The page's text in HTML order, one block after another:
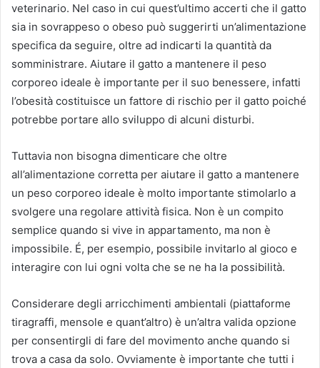
veterinario. Nel caso in cui quest’ultimo accerti che il gatto
sia in sovrappeso o obeso può suggerirti un’alimentazione
specifica da seguire, oltre ad indicarti la quantità da
somministrare. Aiutare il gatto a mantenere il peso
corporeo ideale è importante per il suo benessere, infatti
l’obesità costituisce un fattore di rischio per il gatto poiché
potrebbe portare allo sviluppo di alcuni disturbi.
Tuttavia non bisogna dimenticare che oltre
all’alimentazione corretta per aiutare il gatto a mantenere
un peso corporeo ideale è molto importante stimolarlo a
svolgere una regolare attività fisica. Non è un compito
semplice quando si vive in appartamento, ma non è
impossibile. É, per esempio, possibile invitarlo al gioco e
interagire con lui ogni volta che se ne ha la possibilità.
Considerare degli arricchimenti ambientali (piattaforme
tiragraffi, mensole e quant’altro) è un’altra valida opzione
per consentirgli di fare del movimento anche quando si
trova a casa da solo. Ovviamente è importante che tutti i